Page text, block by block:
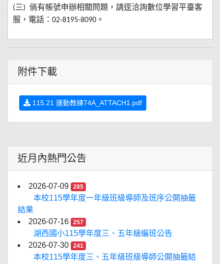
(三) 倘有帳號申辦相關問題，請逕洽詢數位學習平臺客
服，電話： 02-8195-8090 。
附件下載
115.21 運動教練74A_ATTACH1.pdf
近月內熱門公告
2026-07-09 285
本校115學年度一年級班級導師及班序公開抽籤
結果
2026-07-16
257
湖西國小115學年度三、五年級編班公告
2026-07-30
241
本校115學年度三、五年級班級導師公開抽籤結